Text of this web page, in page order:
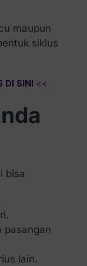
maupun
siklus
DI SINI <<
bisa
pasangan
lain.